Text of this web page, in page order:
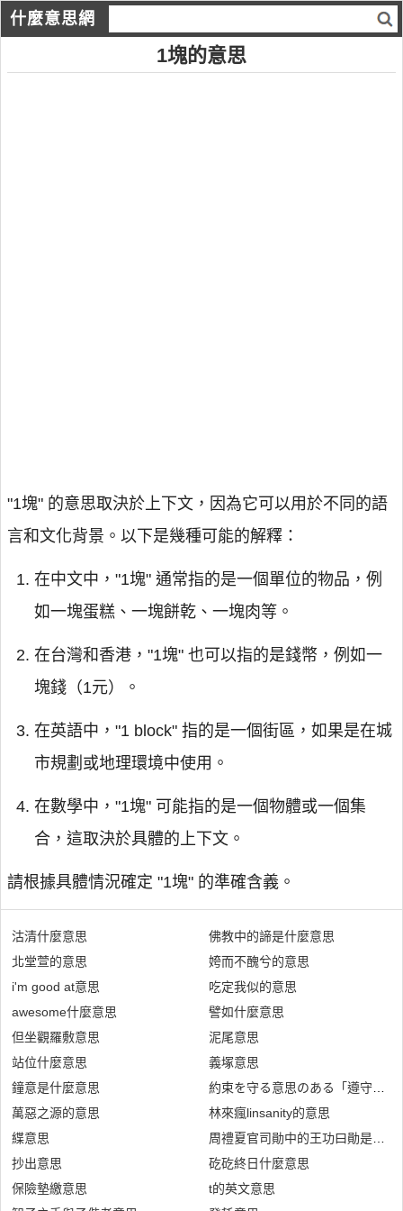
什麼意思網
1塊的意思
"1塊" 的意思取決於上下文，因為它可以用於不同的語
言和文化背景。以下是幾種可能的解釋：
在中文中，"1塊" 通常指的是一個單位的物品，例
如一塊蛋糕、一塊餅乾、一塊肉等。
在台灣和香港，"1塊" 也可以指的是錢幣，例如一
塊錢（1元）。
在英語中，"1 block" 指的是一個街區，如果是在城
市規劃或地理環境中使用。
在數學中，"1塊" 可能指的是一個物體或一個集
合，這取決於具體的上下文。
請根據具體情況確定 "1塊" 的準確含義。
沽清什麼意思
北堂萱的意思
i'm good at意思
awesome什麼意思
但坐觀羅敷意思
站位什麼意思
鐘意是什麼意思
萬惡之源的意思
緤意思
抄出意思
保險墊繳意思
佛教中的諦是什麼意思
姱而不醜兮的意思
吃定我似的意思
譬如什麼意思
泥尾意思
義塚意思
約束を守る意思のある「遵守」っ
林來瘋linsanity的意思
周禮夏官司勛中的王功曰勛是什麼
矻矻終日什麼意思
t的英文意思